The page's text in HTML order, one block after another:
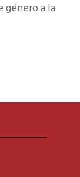
a la